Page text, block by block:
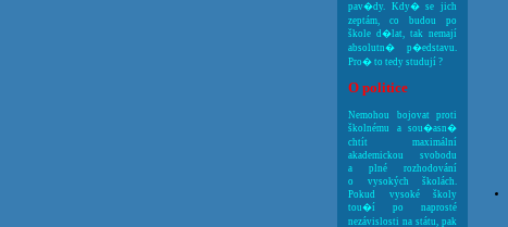
pav�dy. Kdy� se jich
zeptám, co budou po
škole d�lat, tak nemají
absolutn� p�edstavu.
Pro� to tedy studují ?
O politice
Nemohou bojovat proti
školnému a sou�asn�
chtít maximální
akademickou svobodu
a plné rozhodování
o vysokých školách.
Pokud vysoké školy
tou�í po naprosté
nezávislosti na státu, pak